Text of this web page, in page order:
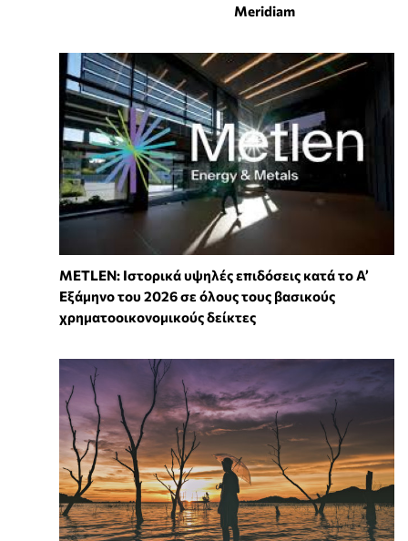
Meridiam
METLEN: Ιστορικά υψηλές επιδόσεις κατά το Α’
Εξάμηνο του 2026 σε όλους τους βασικούς
χρηματοοικονομικούς δείκτες